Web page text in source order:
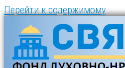
Перейти к содержимому